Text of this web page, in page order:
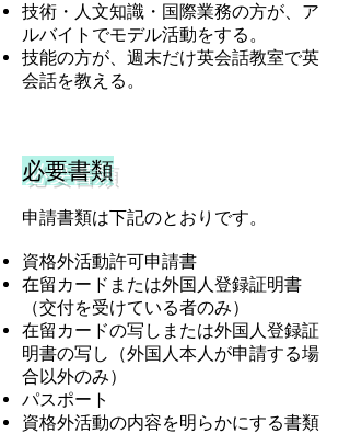
技術・人文知識・国際業務の方が、ア
ルバイトでモデル活動をする。
技能の方が、週末だけ英会話教室で英
会話を教える。
必要書類
申請書類は下記のとおりです。
資格外活動許可申請書
在留カードまたは外国人登録証明書
（交付を受けている者のみ）
在留カードの写しまたは外国人登録証
明書の写し（外国人本人が申請する場
合以外のみ）
パスポート
資格外活動の内容を明らかにする書類